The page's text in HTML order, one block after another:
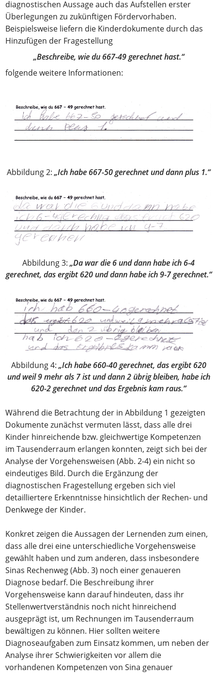
diagnostischen Aussage auch das Aufstellen erster
Überlegungen zu zukünftigen Fördervorhaben.
Beispielsweise liefern die Kinderdokumente durch das
Hinzufügen der Fragestellung
„Beschreibe, wie du 667-49 gerechnet hast.“
folgende weitere Informationen:
Abbildung 2: „Ich habe 667-50 gerechnet und dann plus 1.“
Abbildung 3: „Da war die 6 und dann habe ich 6-4
gerechnet, das ergibt 620 und dann habe ich 9-7 gerechnet.​“
Abbildung 4: „Ich habe 660-40 gerechnet, das ergibt 620
und weil 9 mehr als 7 ist und dann 2 übrig bleiben, habe ich
620-2 gerechnet und das Ergebnis kam raus.“
Während die Betrachtung der in Abbildung 1 gezeigten
Dokumente zunächst vermuten lässt, dass alle drei
Kinder hinreichende bzw. gleichwertige Kompetenzen
im Tausenderraum erlangen konnten, zeigt sich bei der
Analyse der Vorgehensweisen (Abb. 2-4) ein nicht so
eindeutiges Bild. Durch die Ergänzung der
diagnostischen Fragestellung ergeben sich viel
detailliertere Erkenntnisse hinsichtlich der Rechen- und
Denkwege der Kinder.
Konkret zeigen die Aussagen der Lernenden zum einen,
dass alle drei eine unterschiedliche Vorgehensweise
gewählt haben und zum anderen, dass insbesondere
Sinas Rechenweg (Abb. 3) noch einer genaueren
Diagnose bedarf. Die Beschreibung ihrer
Vorgehensweise kann darauf hindeuten, dass ihr
Stellenwertverständnis noch nicht hinreichend
ausgeprägt ist, um Rechnungen im Tausenderraum
bewältigen zu können. Hier sollten weitere
Diagnoseaufgaben zum Einsatz kommen, um neben der
Analyse ihrer Schwierigkeiten vor allem die
vorhandenen Kompetenzen von Sina genauer